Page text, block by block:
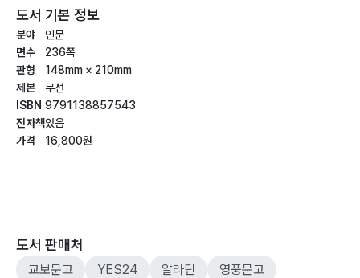
도서 기본 정보
분야
면수
판형
제본
ISBN
전자책
가격
인문
236쪽
148mm × 210mm
무선
9791138857543
있음
16,800원
도서 판매처
교보문고 YES24 알라딘 영풍문고